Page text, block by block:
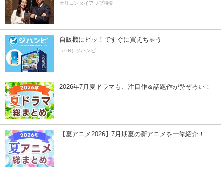
オリコンタイアップ特集
自販機にピッ！ですぐに買えちゃう
（PR）ジハンピ
2026年7月夏ドラマも、注目作＆話題作が勢ぞろい！
【夏アニメ2026】7月期夏の新アニメを一挙紹介！